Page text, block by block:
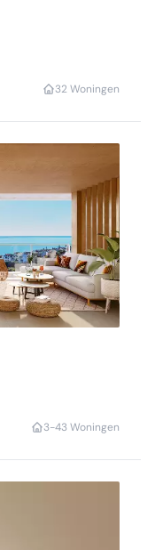
32 Woningen
3-43 Woningen